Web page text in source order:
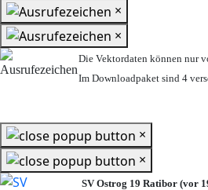
×
×
Die Vektordaten können nur
Im Downloadpaket sind 4
×
×
SV Ostrog 19 Ratibor (vor